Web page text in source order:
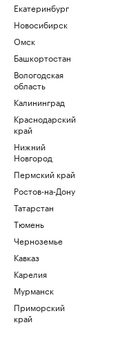
Екатеринбург
Новосибирск
Омск
Башкортостан
Вологодская
область
Калининград
Краснодарский
край
Нижний
Новгород
Пермский край
Ростов-на-Дону
Татарстан
Тюмень
Черноземье
Кавказ
Карелия
Мурманск
Приморский
край